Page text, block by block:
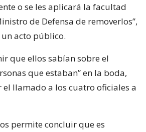
o se les aplicará la facultad
de Defensa de removerlos”,
acto público.
que ellos sabían sobre el
que estaban” en la boda,
llamado a los cuatro oficiales a
permite concluir que es